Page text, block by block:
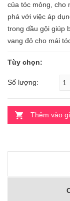
của tóc mỏng, cho
phá với việc áp
trong dầu gội giúp
vang đỏ cho mái
Tùy chọn:
Số lượng:
Thêm vào